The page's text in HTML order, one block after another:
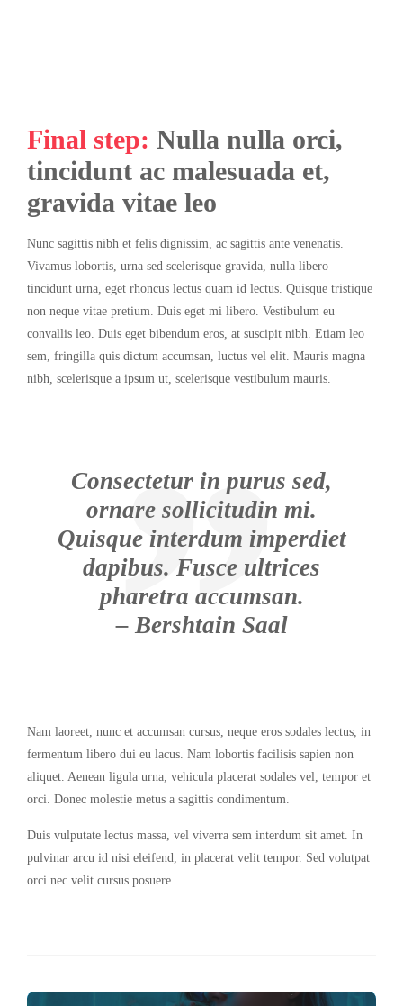
Final step: Nulla nulla orci,
tincidunt ac malesuada et,
gravida vitae leo
Nunc sagittis nibh et felis dignissim, ac sagittis ante venenatis.
Vivamus lobortis, urna sed scelerisque gravida, nulla libero
tincidunt urna, eget rhoncus lectus quam id lectus. Quisque tristique
non neque vitae pretium. Duis eget mi libero. Vestibulum eu
convallis leo. Duis eget bibendum eros, at suscipit nibh. Etiam leo
sem, fringilla quis dictum accumsan, luctus vel elit. Mauris magna
nibh, scelerisque a ipsum ut, scelerisque vestibulum mauris.
Consectetur in purus sed,
ornare sollicitudin mi.
Quisque interdum imperdiet
dapibus. Fusce ultrices
pharetra accumsan.
– Bershtain Saal
Nam laoreet, nunc et accumsan cursus, neque eros sodales lectus, in
fermentum libero dui eu lacus. Nam lobortis facilisis sapien non
aliquet. Aenean ligula urna, vehicula placerat sodales vel, tempor et
orci. Donec molestie metus a sagittis condimentum.
Duis vulputate lectus massa, vel viverra sem interdum sit amet. In
pulvinar arcu id nisi eleifend, in placerat velit tempor. Sed volutpat
orci nec velit cursus posuere.